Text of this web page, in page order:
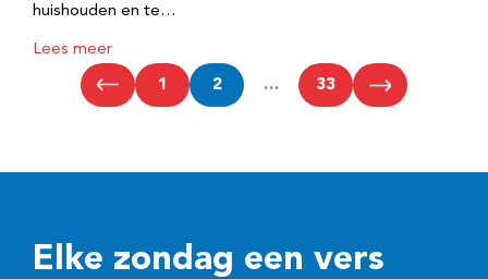
huishouden en te…
Lees meer
1 2 … 33
Elke zondag een vers